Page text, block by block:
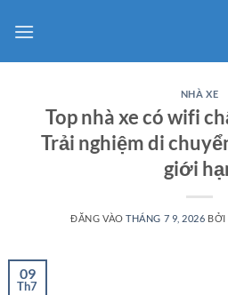
qua
NHÀ XE
Top nhà xe có wifi
Trải nghiệm di
giới
ĐĂNG VÀOTHÁNG 7 9, 2026 BỞI
09
Th7